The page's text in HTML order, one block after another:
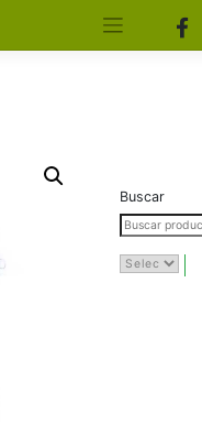
Buscar